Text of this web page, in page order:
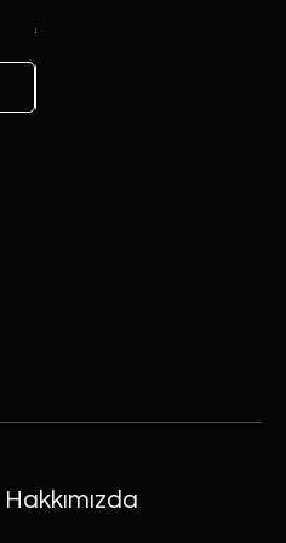
Fiyat
₺6.000,00
Hakkımızda